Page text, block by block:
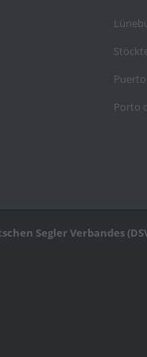
Porto
Segler Verbandes